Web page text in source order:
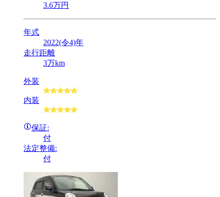
3.6万円
年式
2022(令4)年
走行距離
3万km
外装
内装
保証:
付
法定整備:
付